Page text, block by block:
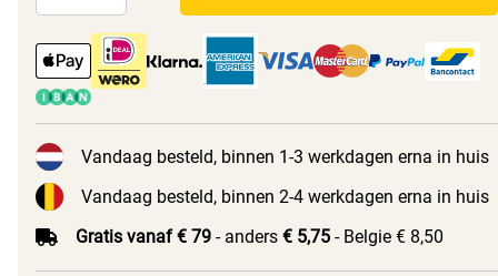
Vandaag besteld, binnen 1-3 werkdagen erna in huis
Vandaag besteld, binnen 2-4 werkdagen erna in huis
Gratis vanaf € 79 - anders € 5,75 - Belgie € 8,50